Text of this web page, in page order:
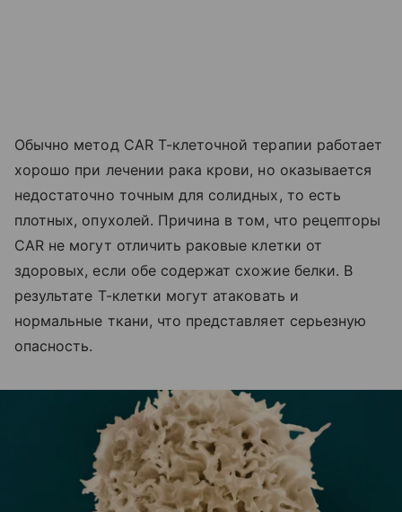
Обычно метод CAR T-клеточной терапии работает
хорошо при лечении рака крови, но оказывается
недостаточно точным для солидных, то есть
плотных, опухолей. Причина в том, что рецепторы
CAR не могут отличить раковые клетки от
здоровых, если обе содержат схожие белки. В
результате Т-клетки могут атаковать и
нормальные ткани, что представляет серьезную
опасность.